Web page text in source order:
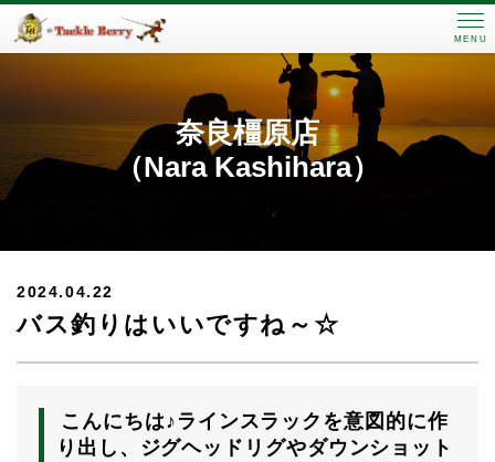
MENU
奈良橿原店
（Nara Kashihara）
2024.04.22
バス釣りはいいですね～☆
こんにちは♪ラインスラックを意図的に作
り出し、ジグヘッドリグやダウンショット